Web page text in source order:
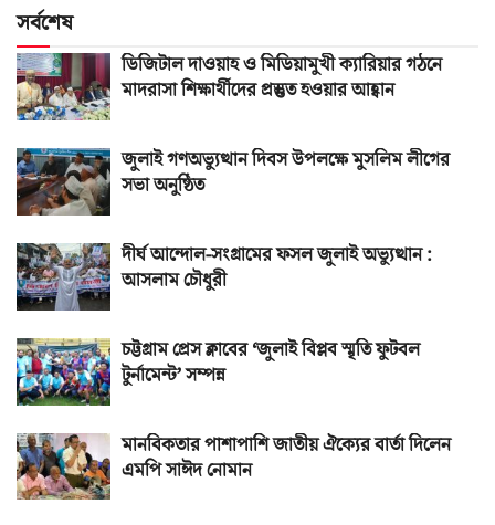
সর্বশেষ
ডিজিটাল দাওয়াহ ও মিডিয়ামুখী ক্যারিয়ার গঠনে
মাদরাসা শিক্ষার্থীদের প্রস্তুত হওয়ার আহ্বান
জুলাই গণঅভ্যুত্থান দিবস উপলক্ষে মুসলিম লীগের
সভা অনুষ্ঠিত
দীর্ঘ আন্দোল-সংগ্রামের ফসল জুলাই অভ্যুত্থান :
আসলাম চৌধুরী
চট্টগ্রাম প্রেস ক্লাবের ‘জুলাই বিপ্লব স্মৃতি ফুটবল
টুর্নামেন্ট’ সম্পন্ন
মানবিকতার পাশাপাশি জাতীয় ঐক্যের বার্তা দিলেন
এমপি সাঈদ নোমান